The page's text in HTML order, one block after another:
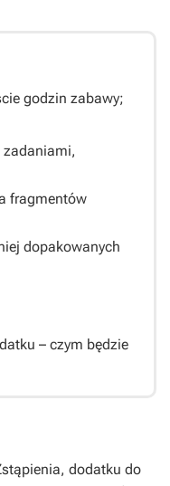
godzin zabawy;
zadaniami,
fragmentów
dopakowanych
– czym będzie
, dodatku do